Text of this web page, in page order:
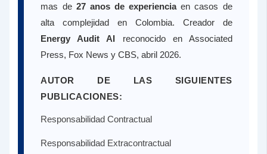
mas de 27 anos de experienciaen casos de
alta complejidad en Colombia. Creador de
Energy Audit AI reconocido en Associated
Press, Fox News y CBS, abril 2026.
AUTOR DE LAS SIGUIENTES
PUBLICACIONES:
Responsabilidad Contractual
Responsabilidad Extracontractual